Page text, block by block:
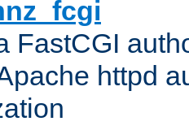
FastCGI
httpd